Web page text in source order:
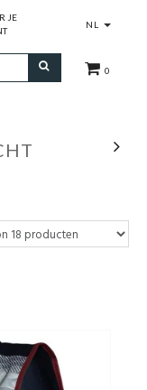
NL
0
JE